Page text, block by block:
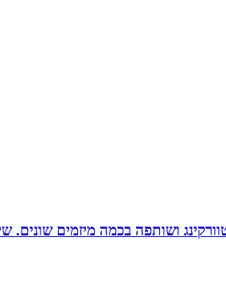
ושותפה בכמה מיזמים שונים.